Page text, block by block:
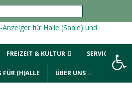
FREIZEIT & KULTUR SERVICE
FÜR (H)ALLE ÜBER UNS
Werkzeugleiste öffnen